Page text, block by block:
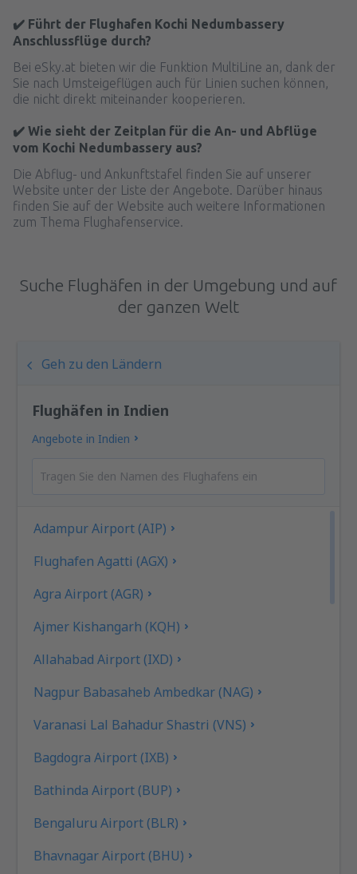
✔️ Führt der Flughafen Kochi Nedumbassery
Anschlussflüge durch?
Bei eSky.at bieten wir die Funktion MultiLine an, dank der
Sie nach Umsteigeflügen auch für Linien suchen können,
die nicht direkt miteinander kooperieren.
✔️ Wie sieht der Zeitplan für die An- und Abflüge
vom Kochi Nedumbassery aus?
Die Abflug- und Ankunftstafel finden Sie auf unserer
Website unter der Liste der Angebote. Darüber hinaus
finden Sie auf der Website auch weitere Informationen
zum Thema Flughafenservice.
Suche Flughäfen in der Umgebung und auf
der ganzen Welt
Geh zu den Ländern
Flughäfen in Indien
Angebote in Indien
Adampur Airport (AIP)
Flughafen Agatti (AGX)
Agra Airport (AGR)
Ajmer Kishangarh (KQH)
Allahabad Airport (IXD)
Nagpur Babasaheb Ambedkar (NAG)
Varanasi Lal Bahadur Shastri (VNS)
Bagdogra Airport (IXB)
Bathinda Airport (BUP)
Bengaluru Airport (BLR)
Bhavnagar Airport (BHU)